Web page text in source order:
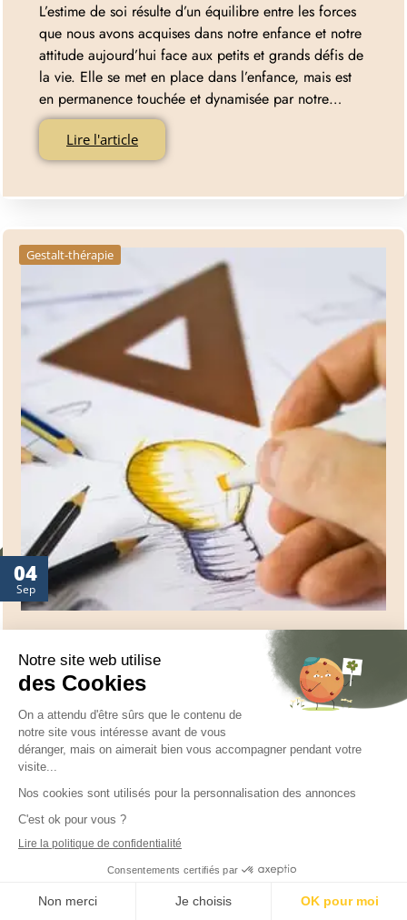
L’estime de soi résulte d’un équilibre entre les forces
que nous avons acquises dans notre enfance et notre
attitude aujourd’hui face aux petits et grands défis de
la vie. Elle se met en place dans l’enfance, mais est
en permanence touchée et dynamisée par notre…
Lire l'article
04
Sep
Gestalt-thérapie
Construction de
l’estime de soi :
comment faire ?
L’amour inconditionnel Normalement, de bons parents
(on pourrait dire des parents « suffisamment bons »
pour reprendre les termes de Winnicott) donnent à